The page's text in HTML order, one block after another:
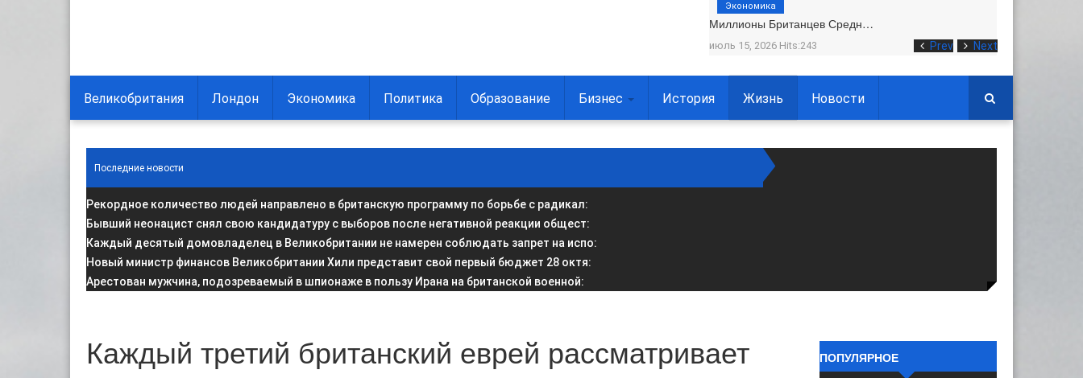
Prev Next
Миллионы Британцев Средн…
июль 15, 2026 Hits:243
Экономика
Великобритания Лондон Экономика Политика Образование Бизнес История Жизнь Новости
Последние новости
Рекордное количество людей направлено в британскую программу по борьбе с радикал:
Бывший неонацист снял свою кандидатуру с выборов после негативной реакции общест:
Каждый десятый домовладелец в Великобритании не намерен соблюдать запрет на испо:
Новый министр финансов Великобритании Хили представит свой первый бюджет 28 октя:
Арестован мужчина, подозреваемый в шпионаже в пользу Ирана на британской военной:
Каждый третий британский еврей рассматривает ПОПУЛЯРНОЕ